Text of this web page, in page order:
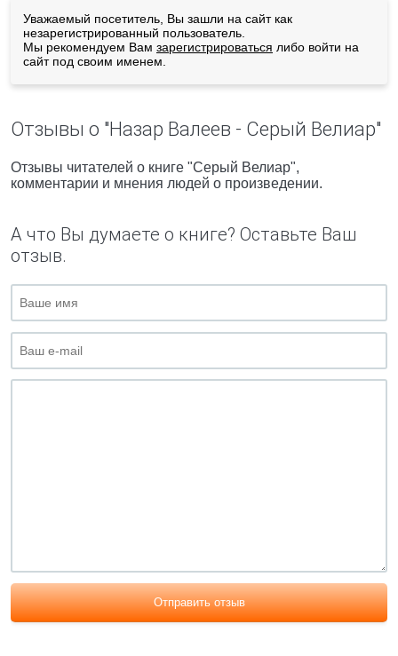
Уважаемый посетитель, Вы зашли на сайт как
незарегистрированный пользователь.
Мы рекомендуем Вам зарегистрироваться либо войти на
сайт под своим именем.
Отзывы о "Назар Валеев - Серый Велиар"
Отзывы читателей о книге "Серый Велиар",
комментарии и мнения людей о произведении.
А что Вы думаете о книге? Оставьте Ваш
отзыв.
Отправить отзыв